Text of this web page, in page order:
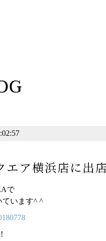
ア横浜店に出
で
ています^ ^